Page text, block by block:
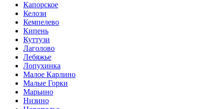
Капорское
Келози
Кемпелево
Кипень
Куттузи
Лаголово
Лебяжье
Лопухинка
Малое Карлино
Малые Горки
Марьино
Низино